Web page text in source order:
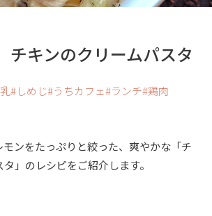
チキンのクリームパスタ
しめじ うちカフェ ランチ 鶏肉
モンをたっぷりと絞った、爽やかな「チ
」のレシピをご紹介します。